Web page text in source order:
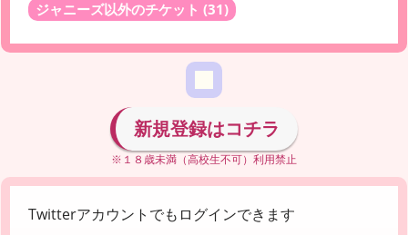
ジャニーズ以外のチケット (31)
新規登録はコチラ
※１８歳未満（高校生不可）利用禁止
Twitterアカウントでもログインできます